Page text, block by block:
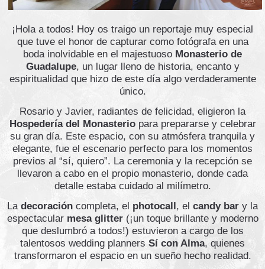
¡Hola a todos! Hoy os traigo un reportaje muy especial
que tuve el honor de capturar como fotógrafa en una
boda inolvidable en el majestuoso Monasterio de
Guadalupe, un lugar lleno de historia, encanto y
espiritualidad que hizo de este día algo verdaderamente
único.
Rosario y Javier, radiantes de felicidad, eligieron la
Hospedería del Monasteriopara prepararse y celebrar
su gran día. Este espacio, con su atmósfera tranquila y
elegante, fue el escenario perfecto para los momentos
previos al “sí, quiero”. La ceremonia y la recepción se
llevaron a cabo en el propio monasterio, donde cada
detalle estaba cuidado al milímetro.
La decoración completa, el photocall, el candy bar y la
espectacular mesa glitter(¡un toque brillante y moderno
que deslumbró a todos!) estuvieron a cargo de los
talentosos wedding planners Sí con Alma, quienes
transformaron el espacio en un sueño hecho realidad.